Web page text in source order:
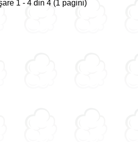
1 - 4 din 4 (1 pagini)